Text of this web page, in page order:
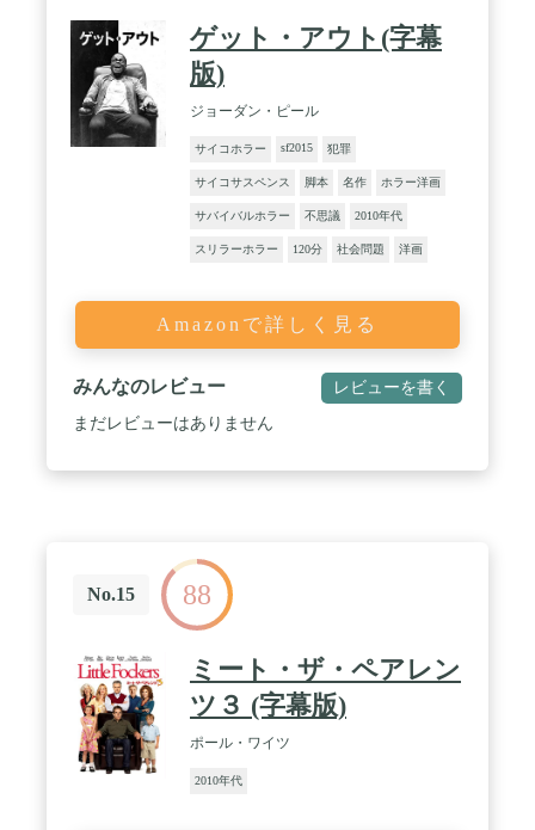
ゲット・アウト(字幕
版)
ジョーダン・ピール
サイコホラー sf2015 犯罪
サイコサスペンス 脚本 名作 ホラー洋画
サバイバルホラー 不思議 2010年代
スリラーホラー 120分 社会問題 洋画
Amazonで詳しく見る
みんなのレビュー レビューを書く
まだレビューはありません
No.15 88
ミート・ザ・ペアレン
ツ３ (字幕版)
ポール・ワイツ
2010年代